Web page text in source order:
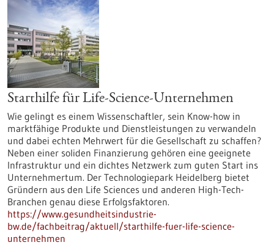
Starthilfe für Life-Science-Unternehmen
Wie gelingt es einem Wissenschaftler, sein Know-how in
marktfähige Produkte und Dienstleistungen zu verwandeln
und dabei echten Mehrwert für die Gesellschaft zu schaffen?
Neben einer soliden Finanzierung gehören eine geeignete
Infrastruktur und ein dichtes Netzwerk zum guten Start ins
Unternehmertum. Der Technologiepark Heidelberg bietet
Gründern aus den Life Sciences und anderen High-Tech-
Branchen genau diese Erfolgsfaktoren.
https://www.gesundheitsindustrie-
bw.de/fachbeitrag/aktuell/starthilfe-fuer-life-science-
unternehmen